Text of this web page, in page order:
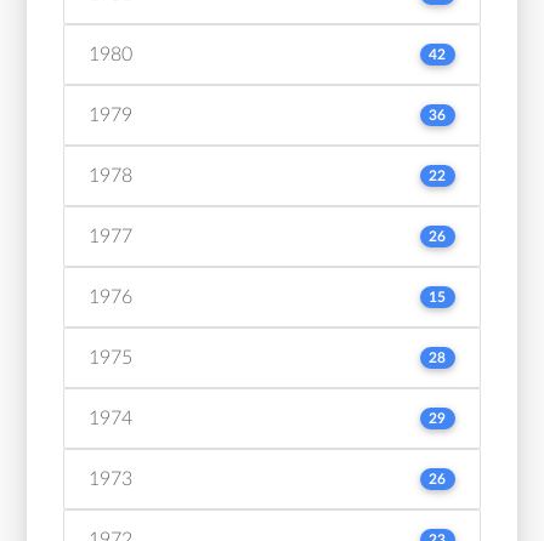
1980 42
1979 36
1978 22
1977 26
1976 15
1975 28
1974 29
1973 26